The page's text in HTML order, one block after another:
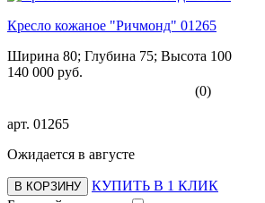
Кресло кожаное "Ричмонд" 01265
Ширина 80; Глубина 75; Высота 100
140 000 руб.
(0)
арт. 01265
Ожидается в августе
В КОРЗИНУ
КУПИТЬ В 1 КЛИК